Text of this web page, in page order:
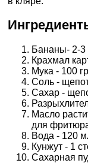
Бананы- 2-3
Крахмал
Мука - 100
Соль -
Сахар -
Масло
для
Вода - 120
Кунжут - 1
Сахарная